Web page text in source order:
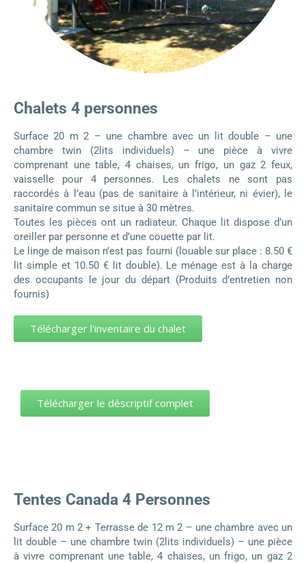
Chalets 4 personnes
Surface 20 m 2 – une chambre avec un lit double – une
chambre twin (2lits individuels) – une pièce à vivre
comprenant une table, 4 chaises, un frigo, un gaz 2 feux,
vaisselle pour 4 personnes. Les chalets ne sont pas
raccordés à l’eau (pas de sanitaire à l’intérieur, ni évier), le
sanitaire commun se situe à 30 mètres.
Toutes les pièces ont un radiateur. Chaque lit dispose d’un
oreiller par personne et d’une couette par lit.
Le linge de maison n’est pas fourni (louable sur place : 8.50 €
lit simple et 10.50 € lit double). Le ménage est à la charge
des occupants le jour du départ (Produits d’entretien non
fournis)
Télécharger l'inventaire du chalet
Télécharger le déscriptif complet
Tentes Canada 4 Personnes
Surface 20 m 2 + Terrasse de 12 m 2 – une chambre avec un
lit double – une chambre twin (2lits individuels) – une pièce
à vivre comprenant une table, 4 chaises, un frigo, un gaz 2